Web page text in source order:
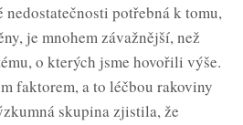
potřebná k tomu,
je mnohem závažnější, než
o kterých jsme hovořili výše.
faktorem, a to léčbou rakoviny
skupina zjistila, že